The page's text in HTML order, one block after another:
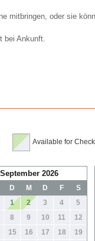
mitbringen, oder sie
bei Ankunft.
Available for
September 2026
D M D F
S
1
2 3 4
5
8 9 10 11
12
15 16 17 18 19